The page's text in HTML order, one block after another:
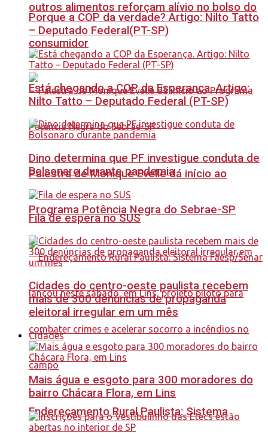
outros alimentos reforçam alívio no bolso do
consumidor
Palestra de Monique Evelle dá início ao
Programa Potência Negra do Sebrae-SP
Endereçamento Rural Paulista: Sistema
Porque a COP da verdade? Artigo: Nilto Tatto
– Deputado Federal(PT-SP)
Está chegando a COP da Esperança. Artigo:
Nilto Tatto – Deputado Federal (PT-SP)
Dino determina que PF investigue conduta de
Bolsonaro durante pandemia
Fila de espera no SUS
Cidades do centro-oeste paulista recebem
mais de 300 denúncias de propaganda
eleitoral irregular em um mês
Cidades
Mais água e esgoto para 300 moradores do
bairro Chácara Flora, em Lins